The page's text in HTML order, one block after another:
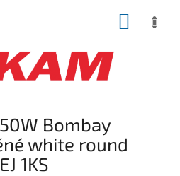
Bombay
white round
1KS